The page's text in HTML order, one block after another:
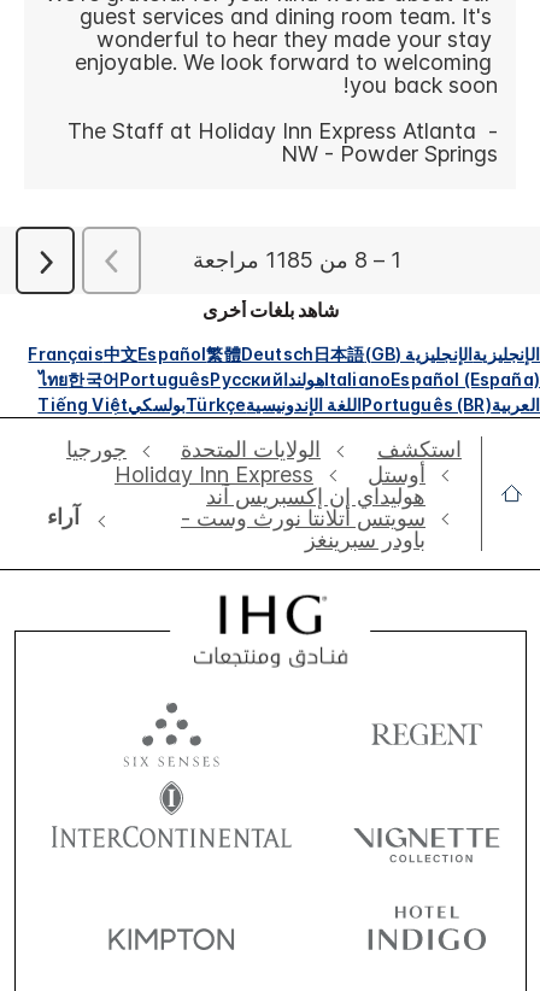
شاهد بلغات أخرى
الإنجليزيةالإنجليزية (GB) 日本語
Deutsch
繁體
Español
中文
Français
Español (España)
ItalianoهولنداРусский
Português
한국어
ไทย
العربيةPortuguês (BR)اللغة الإندونيسيةTürkçeبولسكيTiếng Việt
استكشف الولايات المتحدة
جورجيا
أوستل
Holiday Inn Express
هوليداي إن إكسبريس آند
سويتس أتلانتا نورث وست -
باودر سبرينغز
آراء